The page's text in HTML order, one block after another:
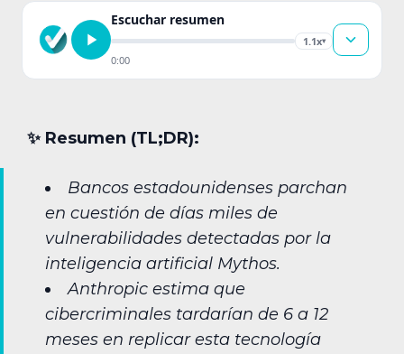
Escuchar resumen
1.1x▾
0:00
✨︎ Resumen (TL;DR):
Bancos estadounidenses parchan
en cuestión de días miles de
vulnerabilidades detectadas por la
inteligencia artificial Mythos.
Anthropic estima que
cibercriminales tardarían de 6 a 12
meses en replicar esta tecnología